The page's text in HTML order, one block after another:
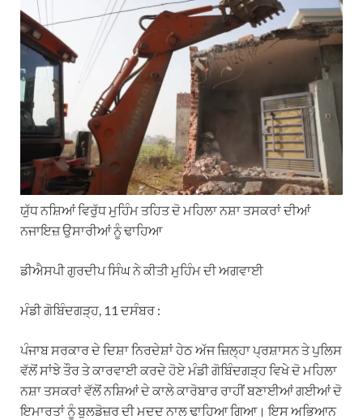
t
s
A
p
e
r
a
e
b
o
k
k
e
d
I
i
l
ਯੁੱਧ ਨਸ਼ਿਆਂ ਵਿਰੁੱਧ ਮੁਹਿੰਮ ਤਹਿਤ ਦੋ ਮਹਿਲਾ ਨਸ਼ਾ ਤਸਕਰਾਂ ਦੀਆਂ
ਨਜਾਇਜ਼ ਉਸਾਰੀਆਂ ਨੂੰ ਢਾਹਿਆ
ਡੀਐਸਪੀ ਗੁਰਦੀਪ ਸਿੰਘ ਨੇ ਕੀਤੀ ਮੁਹਿੰਮ ਦੀ ਅਗਵਾਈ
ਮੰਡੀ ਗੋਬਿੰਦਗੜ੍ਹ, 11 ਦਸੰਬਰ :
ਪੰਜਾਬ ਸਰਕਾਰ ਦੇ ਦਿਸ਼ਾ ਨਿਰਦੇਸ਼ਾਂ ਹੇਠ ਅੱਜ ਜ਼ਿਲ੍ਹਾ ਪ੍ਰਸ਼ਾਸਨ ਤੇ ਪੁਲਿਸ
ਵੱਲੋਂ ਸਾਂਝੇ ਤੌਰ ਤੇ ਕਾਰਵਾਈ ਕਰਦੇ ਹੋਏ ਮੰਡੀ ਗੋਬਿੰਦਗੜ੍ਹ ਵਿਖੇ ਦੋ ਮਹਿਲਾ
ਨਸ਼ਾ ਤਸਕਰਾਂ ਵੱਲੋਂ ਨਸ਼ਿਆਂ ਦੇ ਕਾਲੇ ਕਾਰੋਬਾਰ ਰਾਹੀਂ ਬਣਾਈਆਂ ਗਈਆਂ ਦੋ
ਇਮਾਰਤਾਂ ਨੂੰ ਬੁਲਡੋਜ਼ਰ ਦੀ ਮਦਦ ਨਾਲ ਢਾਹਿਆ ਗਿਆ। ਇਸ ਅਭਿਆਨ